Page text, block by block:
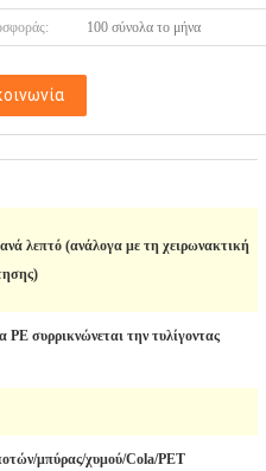
100 σύνολα το μήνα
λεπτό (ανάλογα με τη χειρωνακτική
PE συρρικνώνεται την τυλίγοντας
μπύρας/χυμού/Cola/PET